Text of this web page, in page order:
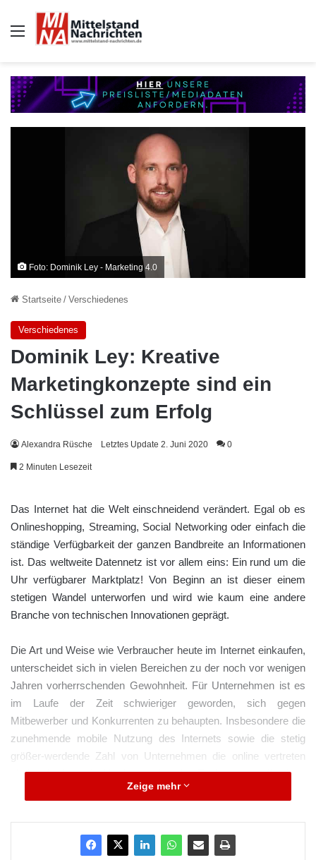
Auswahl
Foto: Dominik Ley - Marketing 4.0
Startseite / Verschiedenes
Verschiedenes
Dominik Ley: Kreative
Marketingkonzepte sind ein
Schlüssel zum Erfolg
Alexandra Rüsche Letztes Update 2. Juni 2020 0
2 Minuten Lesezeit
Das Internet hat die Welt einschneidend verändert. Egal ob es
Onlineshopping, Streaming, Social Networking oder einfach die
ständige Verfügbarkeit der ganzen Bandbreite an Informationen
ist. Das weltweite Datennetz ist vor allem eins: Ein rund um die
Uhr verfügbarer Marktplatz! Von Beginn an ist dieser einem
stetigen Wandel unterworfen und wird wie kaum eine andere
Branche von technischen Innovationen geprägt.
Die Art und Weise wie Verbraucher heute im Internet einkaufen,
unterscheidet sich in vielen Bereichen zu der noch vor wenigen
Jahren vorherrschenden Gewohnheit. Für Unternehmen ist es
im Laufe der Zeit schwieriger geworden, sich gegen
Mitbewerber und Konkurrenten zu behaupten. Insbesondere die
zunehmende mobile Nutzung des Internets sowie die stetig
größer-werdende Zahl von Unternehmen die online vertreten
sind, erfordern ein Umdenken bei der Findung von effektiven
Marketingstrategien, weiß auch Dominik Ley, Inhaber und
Nachhaltige und zukunftsfähige
Zeige mehr